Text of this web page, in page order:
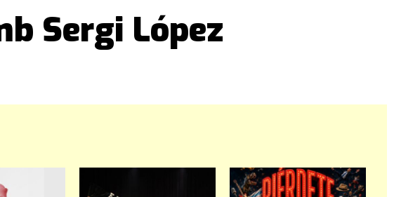
Sergi López